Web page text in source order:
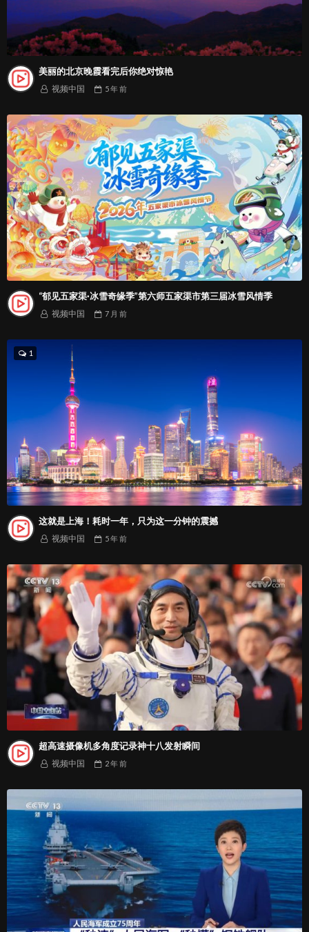
美丽的北京晚霞看完后你绝对惊艳
视频中国 5 年前
“郁见五家渠·冰雪奇缘季”第六师五家渠市第三届冰雪风情季
视频中国 7 月 前
1
这就是上海！耗时一年，只为这一分钟的震撼
视频中国 5 年前
超高速摄像机多角度记录神十八发射瞬间
视频中国 2 年前